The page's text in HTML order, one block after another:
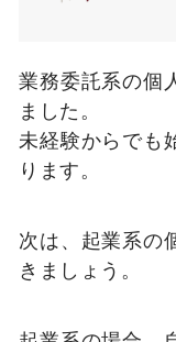
業務委託系の個
ました。
未経験からでも
ります。
次は、起業系の
きましょう。